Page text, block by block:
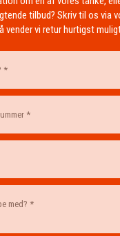
tilbud? Skriv til os via
vender vi retur hurtigst